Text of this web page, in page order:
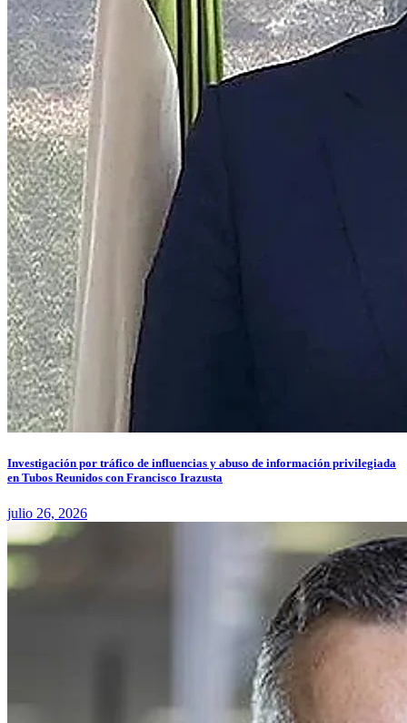
Investigación por tráfico de influencias y abuso de información privilegiada
en Tubos Reunidos con Francisco Irazusta
julio 26, 2026